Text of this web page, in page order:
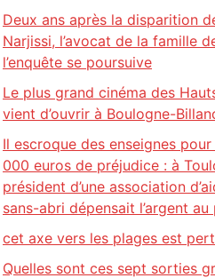
Deux ans après la disparition
Narjissi, l’avocat de la famille
l’enquête se poursuive
Le plus grand cinéma des
vient d’ouvrir à Boulogne-
Il escroque des enseignes
000 euros de préjudice : à
président d’une association
sans-abri dépensait l’argent au
cet axe vers les plages est
Quelles sont ces sept sorties